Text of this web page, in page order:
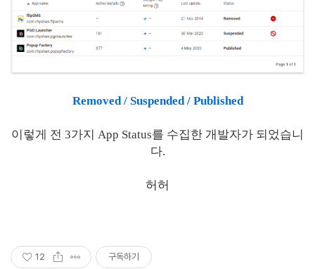
Removed / Suspended / Published
이렇게 전 3가지 App Status를 수집한 개발자가 되었습니
다.
허허
12 구독하기